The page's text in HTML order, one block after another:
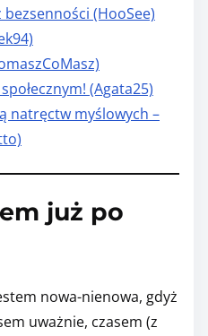
bezsenności (HooSee)
(Agata25)
natręctw myślowych –
już po
nowa-nienowa, gdyż
uważnie, czasem (z